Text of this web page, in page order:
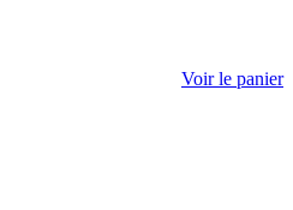
Voir le panier